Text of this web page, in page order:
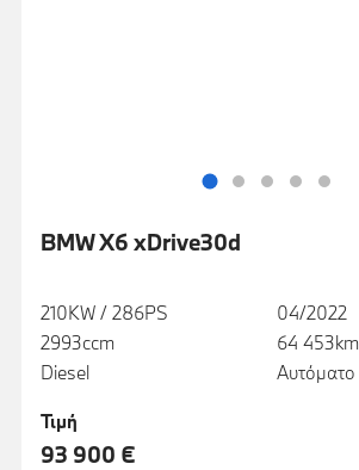
BMW X6 xDrive30d
210KW / 286PS
2993ccm
Diesel
04/2022
64 453km
Αυτόματο
Τιμή
93 900 €